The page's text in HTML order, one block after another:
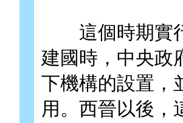
這個時期實行
建國時，中央政
下機構的設置，
用。西晉以後，